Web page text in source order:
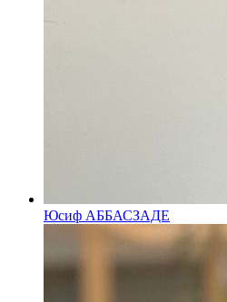
Юсиф АББАСЗАДЕ